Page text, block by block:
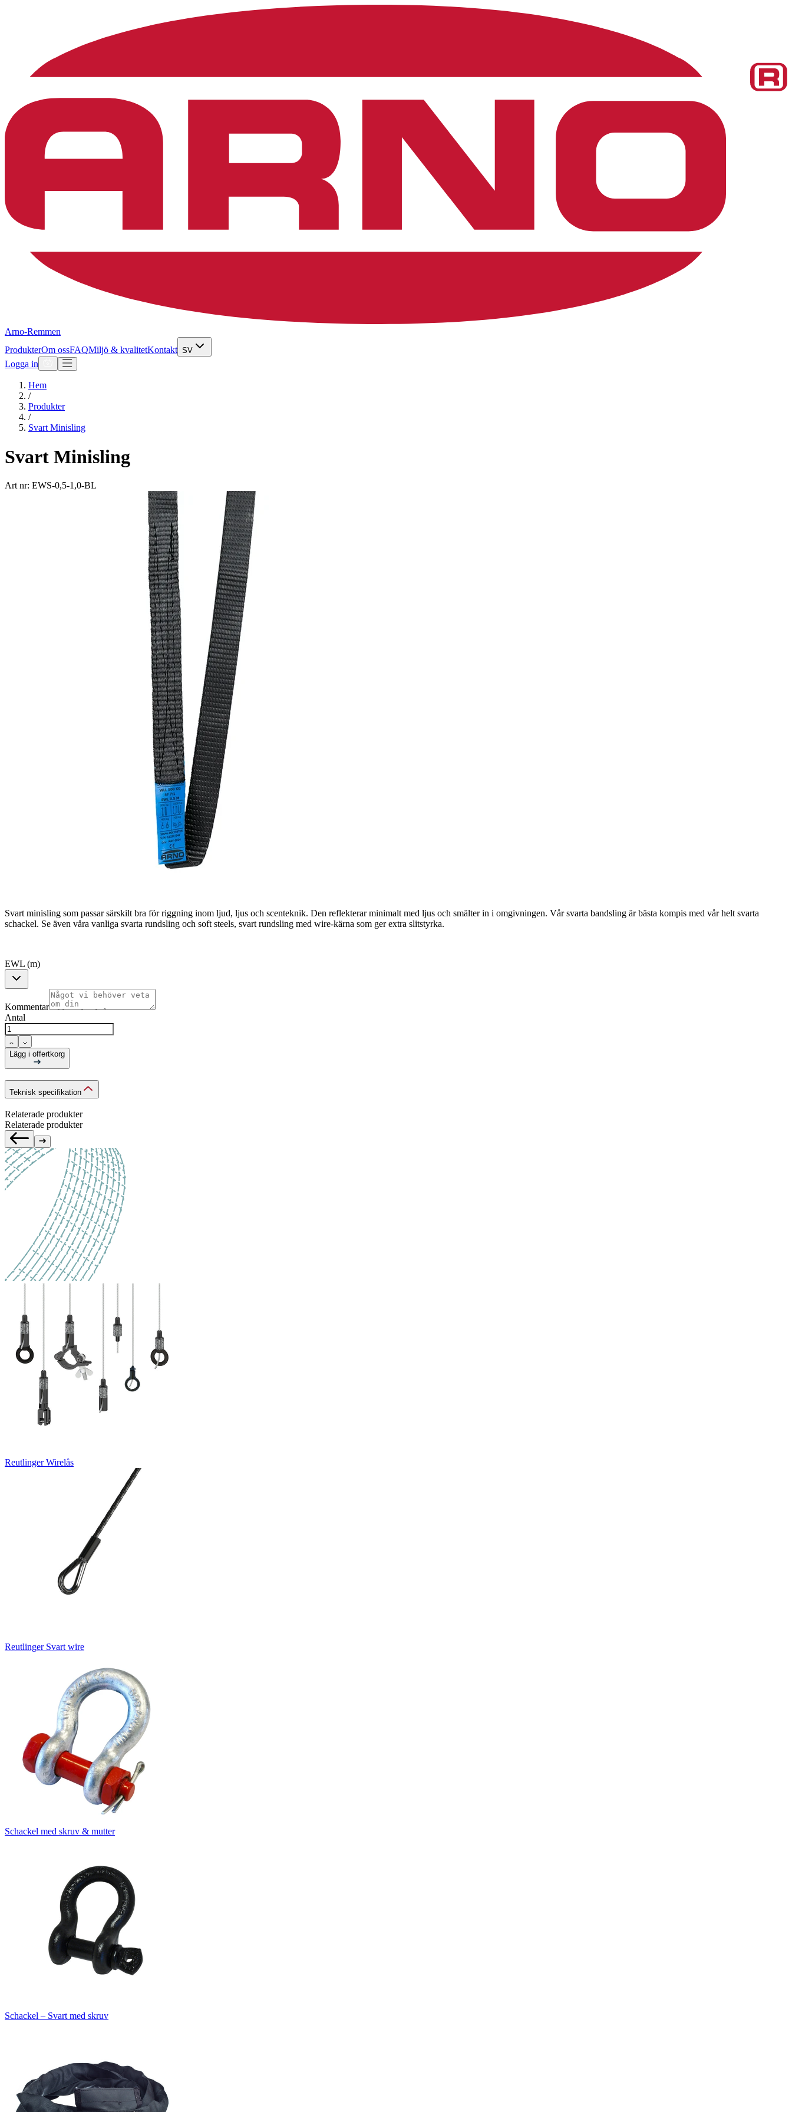
Arno-Remmen
ProdukterOm ossFAQMiljö & kvalitetKontakt SV
Logga in
Hem
/
Produkter
/
Svart Minisling
Svart Minisling
Art nr: EWS-0,5-1,0-BL
Svart minisling som passar särskilt bra för riggning inom ljud, ljus och scenteknik. Den reflekterar minimalt med ljus och smälter in i omgivningen. Vår svarta bandsling är bästa kompis med vår helt svarta
schackel. Se även våra vanliga svarta rundsling och soft steels, svart rundsling med wire-kärna som ger extra slitstyrka.
EWL (m)
Kommentar
Antal
Lägg i offertkorg
Teknisk specifikation
Relaterade produkter
Relaterade produkter
Reutlinger Wirelås
Reutlinger Svart wire
Schackel med skruv & mutter
Schackel – Svart med skruv